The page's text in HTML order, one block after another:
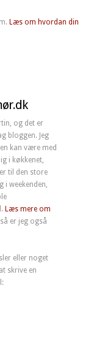
Læs om hvordan din
og det er
bloggen. Jeg
kan være med
i køkkenet,
til den store
weekenden,
Læs mere om
er jeg også
eller noget
skrive en